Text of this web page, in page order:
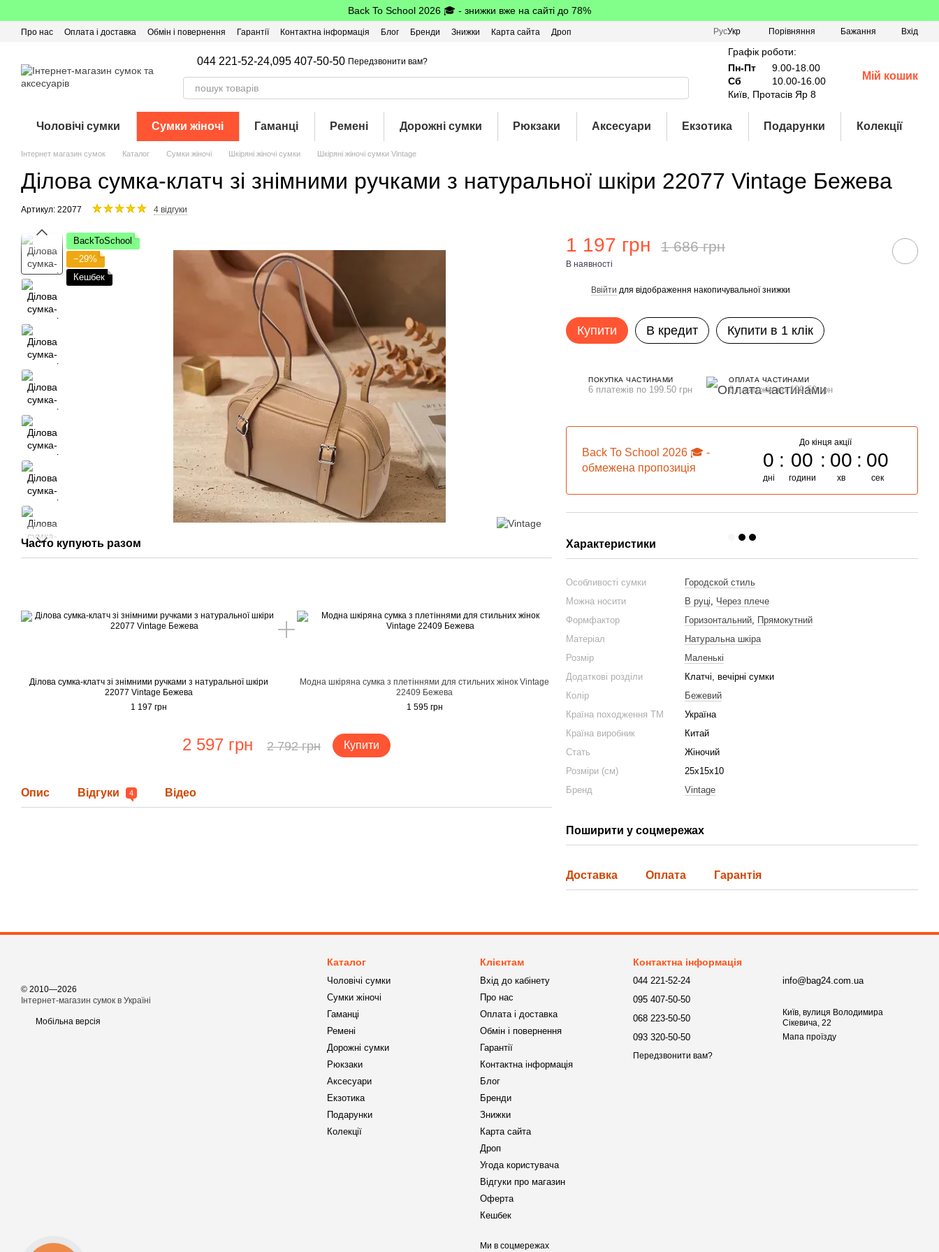
Back To School 2026 🎓 - знижки вже на сайті до 78%
Про нас Оплата і доставка Обмін і повернення Гарантії Контактна інформація Блог Бренди Знижки Карта сайта
Дроп
РусУкр Порівняння Бажання Вхід
044 221-52-24,095 407-50-50 Передзвонити вам?
Графік роботи:
Пн-Пт
9.00-18.00
Сб
10.00-16.00
Київ, Протасів Яр 8
Мій кошик
Чоловічі сумки Сумки жіночі Гаманці Ремені Дорожні сумки Рюкзаки Аксесуари Екзотика Подарунки Колекції
Інтернет магазин сумок Каталог Сумки жіночі Шкіряні жіночі сумки Шкіряні жіночі сумки Vintage
Ділова сумка-клатч зі знімними ручками з натуральної шкіри 22077 Vintage Бежева
Артикул: 22077 4 відгуки
BackToSchool
−29%
Кешбек
Часто купують разом
Ділова сумка-клатч зі знімними ручками з натуральної шкіри
22077 Vintage Бежева
1 197 грн
Модна шкіряна сумка з плетіннями для стильних жінок Vintage
22409 Бежева
1 595 грн
2 597 грн 2 792 грн Купити
Опис Відгуки 4 Відео
1 197 грн 1 686 грн
В наявності
Ввійти для відображення накопичувальної знижки
Купити В кредит Купити в 1 клік
ПОКУПКА ЧАСТИНАМИ
6 платежів по 199.50 грн
ОПЛАТА ЧАСТИНАМИ
6 платежів по 199.50 грн
Back To School 2026 🎓 -
обмежена пропозиція
До кінця акції
0
дні
00
години
00
хв
00
сек
Характеристики
Особливості сумки
Городской стиль
Можна носити
В руці, Через плече
Формфактор
Горизонтальний, Прямокутний
Матеріал
Натуральна шкіра
Розмір
Маленькі
Додаткові розділи
Клатчі, вечірні сумки
Колір
Бежевий
Країна походження ТМ
Україна
Країна виробник
Китай
Стать
Жіночий
Розміри (см)
25х15х10
Бренд
Vintage
Поширити у соцмережах
Доставка Оплата Гарантія
© 2010—2026
Інтернет-магазин сумок в Україні
Мобільна версія
Каталог
Чоловічі сумки
Сумки жіночі
Гаманці
Ремені
Дорожні сумки
Рюкзаки
Аксесуари
Екзотика
Подарунки
Колекції
Клієнтам
Вхід до кабінету
Про нас
Оплата і доставка
Обмін і повернення
Гарантії
Контактна інформація
Блог
Бренди
Знижки
Карта сайта
Дроп
Угода користувача
Відгуки про магазин
Оферта
Кешбек
Ми в соцмережах
Контактна інформація
044 221-52-24
095 407-50-50
068 223-50-50
093 320-50-50
Передзвонити вам?
info@bag24.com.ua
Київ, вулиця Володимира
Сікевича, 22
Мапа проїзду